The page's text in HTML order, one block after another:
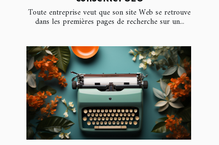
Toute entreprise veut que son site Web se retrouve
dans les premières pages de recherche sur un...